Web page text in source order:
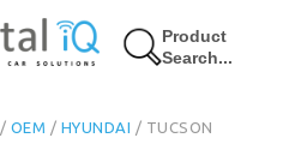
Product
Search...
/ OEM / HYUNDAI / TUCSON